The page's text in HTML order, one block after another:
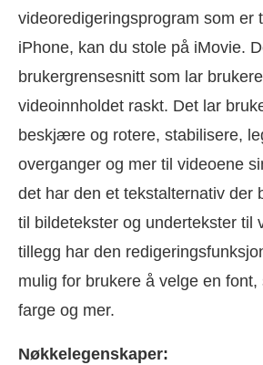
videoredigeringsprogram som er
iPhone, kan du stole på iMovie.
brukergrensesnitt som lar
videoinnholdet raskt. Det lar
beskjære og rotere, stabilisere,
overganger og mer til videoene
det har den et tekstalternativ der
til bildetekster og undertekster til
tillegg har den
mulig for brukere å velge en font,
farge og mer.
Nøkkelegenskaper: